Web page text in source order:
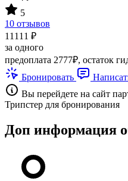
5
10 отзывов
11111 ₽
за одного
предоплата 2777₽, остаток
Бронировать
Вы перейдете на сайт
Трипстер для бронирования
Доп информация